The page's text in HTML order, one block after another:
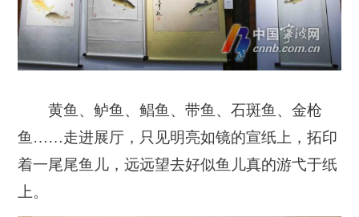
黄鱼、鲈鱼、鲳鱼、带鱼、石斑鱼、金枪
鱼……走进展厅，只见明亮如镜的宣纸上，拓印
着一尾尾鱼儿，远远望去好似鱼儿真的游弋于纸
上。